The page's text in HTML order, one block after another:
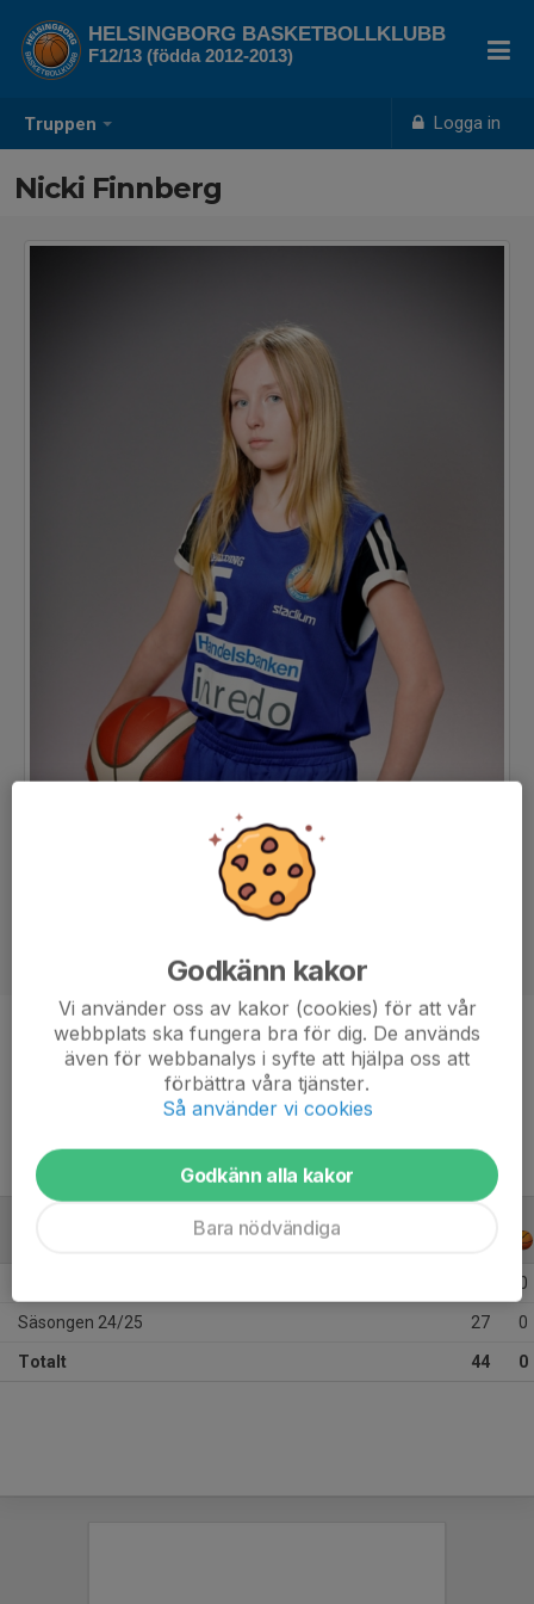
Truppen Logga in
HELSINGBORG BASKETBOLLKLUBB
F12/13 (födda 2012-2013)
Nicki Finnberg
Position
-
13 år
ALLA ÅR
0
Säsongen 24/25 27 0
Totalt 44 0
Godkänn kakor
Vi använder oss av kakor (cookies) för att vår
webbplats ska fungera bra för dig. De används
även för webbanalys i syfte att hjälpa oss att
förbättra våra tjänster.
Så använder vi cookies
Godkänn alla kakor
Bara nödvändiga